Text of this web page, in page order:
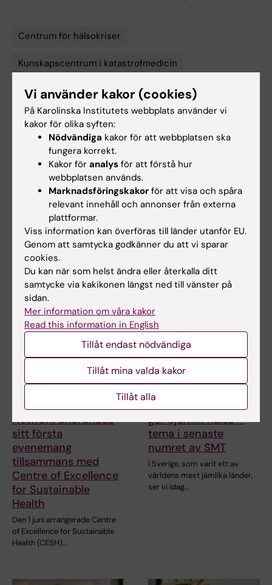
Centrum för hälsokriser
Kunskapscentrum i katastrofmedicin
Global hälsa Katastrofmedicin
Uppdaterad av:
Åsa Svensson 2022-08-12
Innehållsgranskare:
Åsa Svensson
Relaterade artiklar
KI-Africa Student
Network anordnade
sitt första
evenemang
tillsammans med
Centre of Excellence
for Sustainable
Health
Den 1 juni arrangerade Centre
of Excellence for Sustainable
Health (CESH)…
Skillnader i livsvillkor
ger ojämlik hälsa –
tema i senaste
numret av SMT
I Sverige, som varit ett av
världens mest jämlika länder,
ser vi idag…
Vi använder kakor (cookies)
På Karolinska Institutets webbplats använder vi
kakor för olika syften:
Nödvändiga kakor för att webbplatsen ska
fungera korrekt.
Kakor för analys för att förstå hur
webbplatsen används.
Marknadsföringskakor för att visa och spåra
relevant innehåll och annonser från externa
plattformar.
Viss information kan överföras till länder utanför EU.
Genom att samtycka godkänner du att vi sparar
cookies.
Du kan när som helst ändra eller återkalla ditt
samtycke via kakikonen längst ned till vänster på
sidan.
Mer information om våra kakor
Read this information in English
Tillåt endast nödvändiga
Tillåt mina valda kakor
Tillåt alla